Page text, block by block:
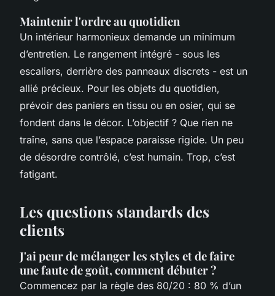
Maintenir l'ordre au quotidien
Un intérieur harmonieux demande un minimum
d’entretien. Le rangement intégré - sous les
escaliers, derrière des panneaux discrets - est un
allié précieux. Pour les objets du quotidien,
prévoir des paniers en tissu ou en osier, qui se
fondent dans le décor. L’objectif ? Que rien ne
traîne, sans que l’espace paraisse rigide. Un peu
de désordre contrôlé, c’est humain. Trop, c’est
fatigant.
Les questions standards des
clients
J'ai peur de mélanger les styles et de faire
une faute de goût, comment débuter ?
Commencez par la règle des 80/20 : 80 % d’un